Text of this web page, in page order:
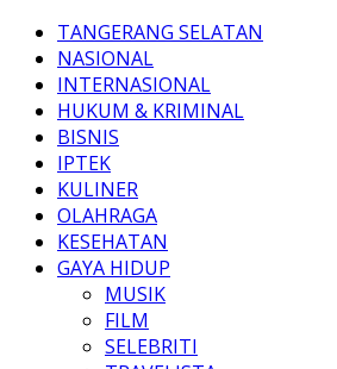
TANGERANG SELATAN
NASIONAL
INTERNASIONAL
HUKUM & KRIMINAL
BISNIS
IPTEK
KULINER
OLAHRAGA
KESEHATAN
GAYA HIDUP
MUSIK
FILM
SELEBRITI